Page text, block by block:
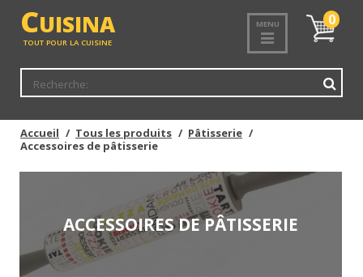
CUISINA
TOUT POUR LA CUISINE
MENU
Mon
panier
0
Accueil Tous les produits
Pâtisserie
Accessoires de pâtisserie
ACCESSOIRES DE PÂTISSERIE